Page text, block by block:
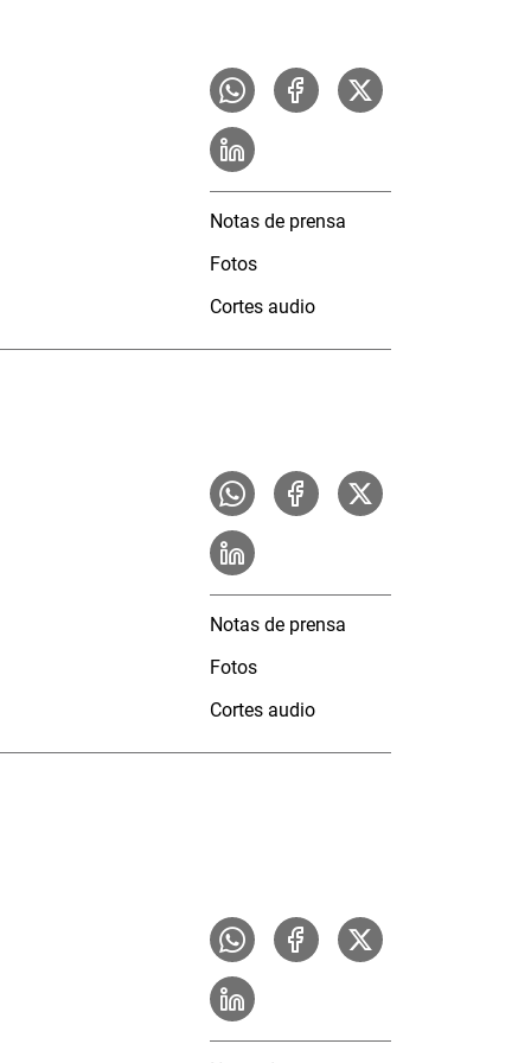
Notas de prensa
Fotos
Cortes audio
Notas de prensa
Fotos
Cortes audio